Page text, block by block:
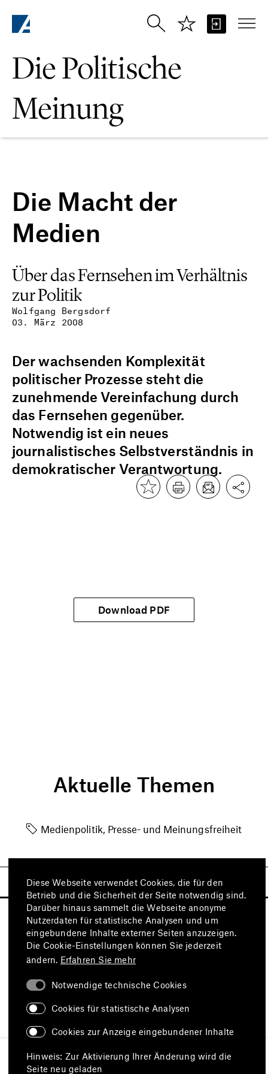
Die Politische
Meinung
Die Macht der
Medien
Wolfgang Bergsdorf
03. März 2008
Über das Fernsehen im Verhältnis
zur Politik
Der wachsenden Komplexität
politischer Prozesse steht die
zunehmende Vereinfachung durch
das Fernsehen gegenüber.
Notwendig ist ein neues
journalistisches Selbstverständnis in
demokratischer Verantwortung.
Download PDF
Aktuelle Themen
Medienpolitik, Presse- und Meinungsfreiheit
Besuchen Sie auch
Impressum
Datenschutz
Nutzungsbedingungen
Diese Webseite verwendet Cookies, die für den
Betrieb und die Sicherheit der Seite notwendig sind.
Darüber hinaus sammelt die Webseite anonyme
Nutzerdaten für statistische Analysen und um
eingebundene Inhalte externer Seiten anzuzeigen.
Die Cookie-Einstellungen können Sie jederzeit
ändern. Erfahren Sie mehr
Notwendige technische Cookies
Cookies für statistische Analysen
Cookies zur Anzeige eingebundener Inhalte
Hinweis: Zur Aktivierung Ihrer Änderung wird die
Seite neu geladen